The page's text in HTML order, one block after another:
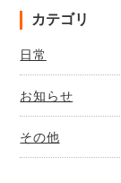
カテゴリ
日常
お知らせ
その他